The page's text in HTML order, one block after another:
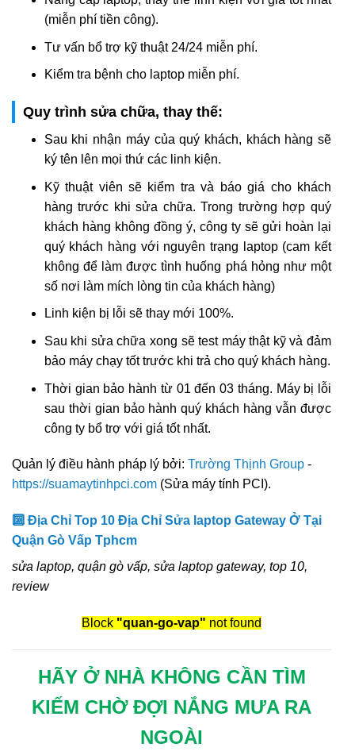
(miễn phí tiền công).
Tư vấn bổ trợ kỹ thuật 24/24 miễn phí.
Kiểm tra bệnh cho laptop miễn phí.
Quy trình sửa chữa, thay thế:
Sau khi nhận máy của quý khách, khách hàng sẽ
ký tên lên mọi thứ các linh kiện.
Kỹ thuật viên sẽ kiểm tra và báo giá cho khách
hàng trước khi sửa chữa. Trong trường hợp quý
khách hàng không đồng ý, công ty sẽ gửi hoàn lại
quý khách hàng với nguyên trạng laptop (cam kết
không để làm được tình huống phá hỏng như một
số nơi làm mích lòng tin của khách hàng)
Linh kiện bị lỗi sẽ thay mới 100%.
Sau khi sửa chữa xong sẽ test máy thật kỹ và đảm
bảo máy chạy tốt trước khi trả cho quý khách hàng.
Thời gian bảo hành từ 01 đến 03 tháng. Máy bị lỗi
sau thời gian bảo hành quý khách hàng vẫn được
công ty bổ trợ với giá tốt nhất.
Quản lý điều hành pháp lý bởi: Trường Thịnh Group -
https://suamaytinhpci.com (Sửa máy tính PCI).
🔟 Địa Chỉ Top 10 Địa Chỉ Sửa laptop Gateway Ở Tại
Quận Gò Vấp Tphcm
sửa laptop, quận gò vấp, sửa laptop gateway, top 10,
review
Block "quan-go-vap" not found
HÃY Ở NHÀ KHÔNG CẦN TÌM
KIẾM CHỜ ĐỢI NẮNG MƯA RA
NGOÀI